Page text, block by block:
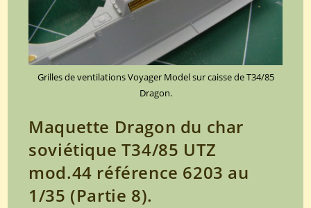
6203
1/35
(Partie
9)
Grilles de ventilations Voyager Model sur caisse de T34/85
Dragon.
Maquette Dragon du char
soviétique T34/85 UTZ
mod.44 référence 6203 au
1/35 (Partie 8).